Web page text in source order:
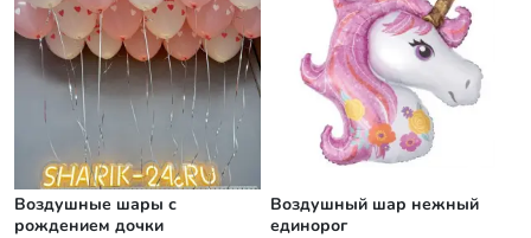
Воздушные шары с
рождением дочки
Воздушный шар нежный
единорог